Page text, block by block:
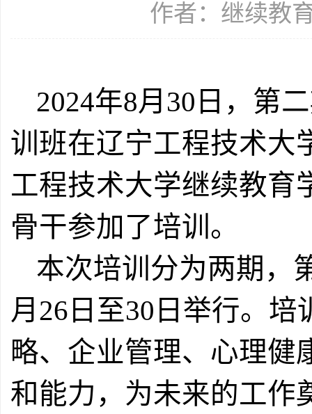
作者：继续教
2024年8月 30 日，第
训班在辽宁工程技术大
工程技术大学继续教育
骨干参加了培训。
本次培训分为两期，
月 26 日至30 日举行。培
略、企业管理、心理健
和能力，为未来的工作